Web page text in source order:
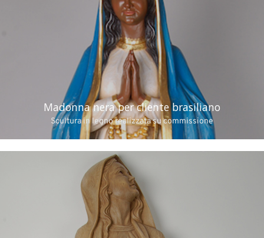
Madonna nera per cliente brasiliano
Scultura in legno realizzata su commissione